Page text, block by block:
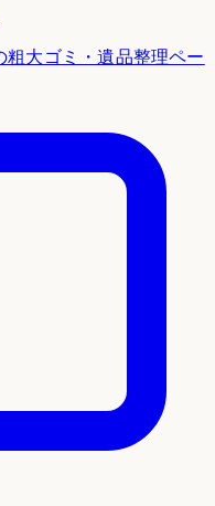
粗大ゴミ・遺品整理ペー